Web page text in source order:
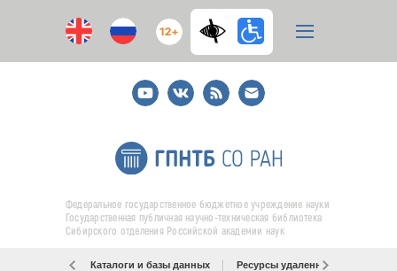
12+
YoutubeВКонтакте
RSS
E-
mail
подписка
Федеральное государственное бюджетное учреждение науки
Государственная публичная научно-техническая библиотека
Сибирского отделения Российской академии наук
Каталоги и базы данных Ресурсы удаленного доступа